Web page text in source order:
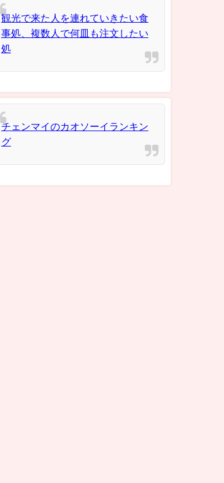
観光で来た人を連れていきたい食
事処、複数人で何皿も注文したい
処
チェンマイのカオソーイランキン
グ